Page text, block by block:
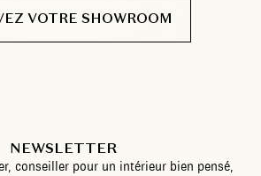
VOTRE SHOWROOM
NEWSLETTER
conseiller pour un intérieur bien pensé,